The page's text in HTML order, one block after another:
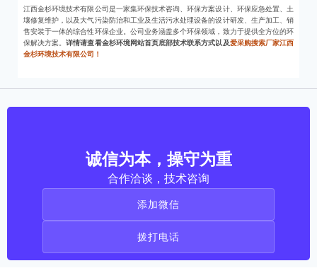
江西金杉环境技术有限公司是一家集环保技术咨询、环保方案设计、环保应急处置、土
壤修复维护，以及大气污染防治和工业及生活污水处理设备的设计研发、生产加工、销
售安装于一体的综合性环保企业。公司业务涵盖多个环保领域，致力于提供全方位的环
保解决方案。详情请查看金杉环境网站首页底部技术联系方式以及爱采购搜索厂家江西
金杉环境技术有限公司！
诚信为本，操守为重
合作洽谈，技术咨询
添加微信
拨打电话